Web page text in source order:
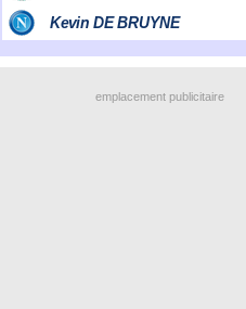
emplacement publicitaire